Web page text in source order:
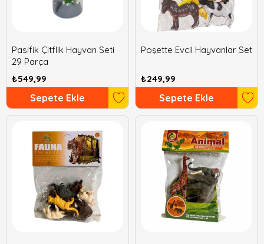
Pasifik Çitflik Hayvan Seti
29 Parça
₺549,99
Sepete Ekle
Poşette Evcil Hayvanlar Set
₺249,99
Sepete Ekle